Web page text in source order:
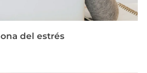
del estrés